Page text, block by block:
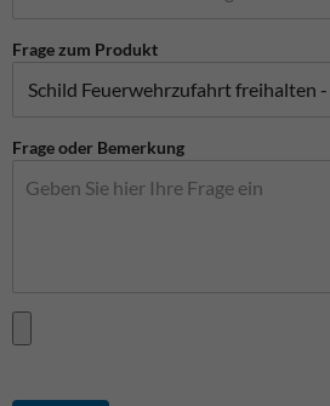
Frage zum Produkt
Frage oder Bemerkung